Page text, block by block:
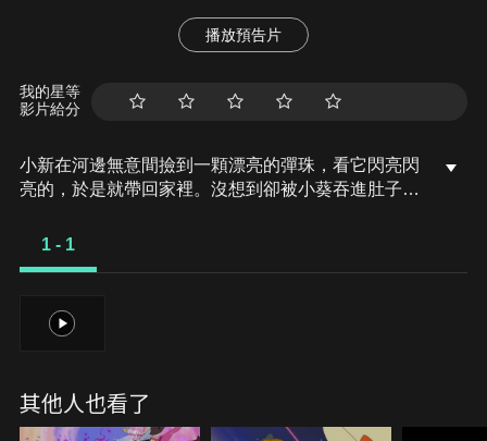
播放預告片
我的星等
影片給分
小新在河邊無意間撿到一顆漂亮的彈珠，看它閃亮閃
亮的，於是就帶回家裡。沒想到卻被小葵吞進肚子
人賈克的珠珠，珠黃泉族的首領玉王想要利用賈克的
1 - 1
1
其他人也看了